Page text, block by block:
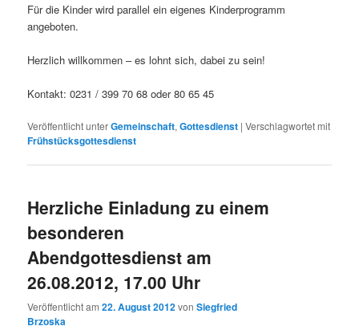
Für die Kinder wird parallel ein eigenes Kinderprogramm
angeboten.
Herzlich willkommen – es lohnt sich, dabei zu sein!
Kontakt: 0231 / 399 70 68 oder 80 65 45
Veröffentlicht unterGemeinschaft,Gottesdienst |Verschlagwortet mit
Frühstücksgottesdienst
Herzliche Einladung zu einem
besonderen
Abendgottesdienst am
26.08.2012, 17.00 Uhr
Veröffentlicht am22. August 2012vonSiegfried
Brzoska